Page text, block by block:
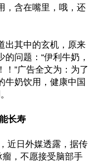
，含在嘴里，哦，还
出其中的玄机，原来
问题：“伊利牛奶，
！”广告全文为：为了
牛奶饮用，健康中国
长寿
近日外媒透露，据传
瘤，不愿接受脑部手